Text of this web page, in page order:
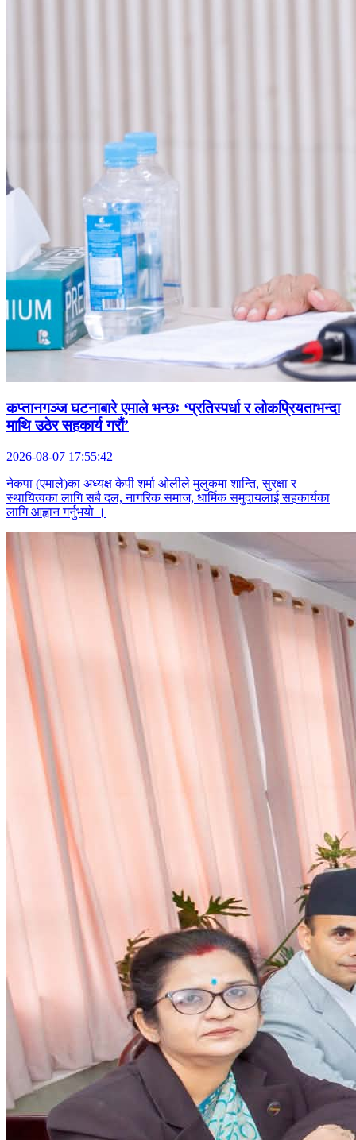
कप्तानगञ्ज घटनाबारे एमाले भन्छः ‘प्रतिस्पर्धा र लोकप्रियताभन्दा
माथि उठेर सहकार्य गरौं’
2026-08-07 17:55:42
नेकपा (एमाले)का अध्यक्ष केपी शर्मा ओलीले मुलुकमा शान्ति, सुरक्षा र
स्थायित्वका लागि सबै दल, नागरिक समाज, धार्मिक समुदायलाई सहकार्यका
लागि आह्वान गर्नुभयो ।